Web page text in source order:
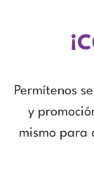
Permítenos
y
mismo para